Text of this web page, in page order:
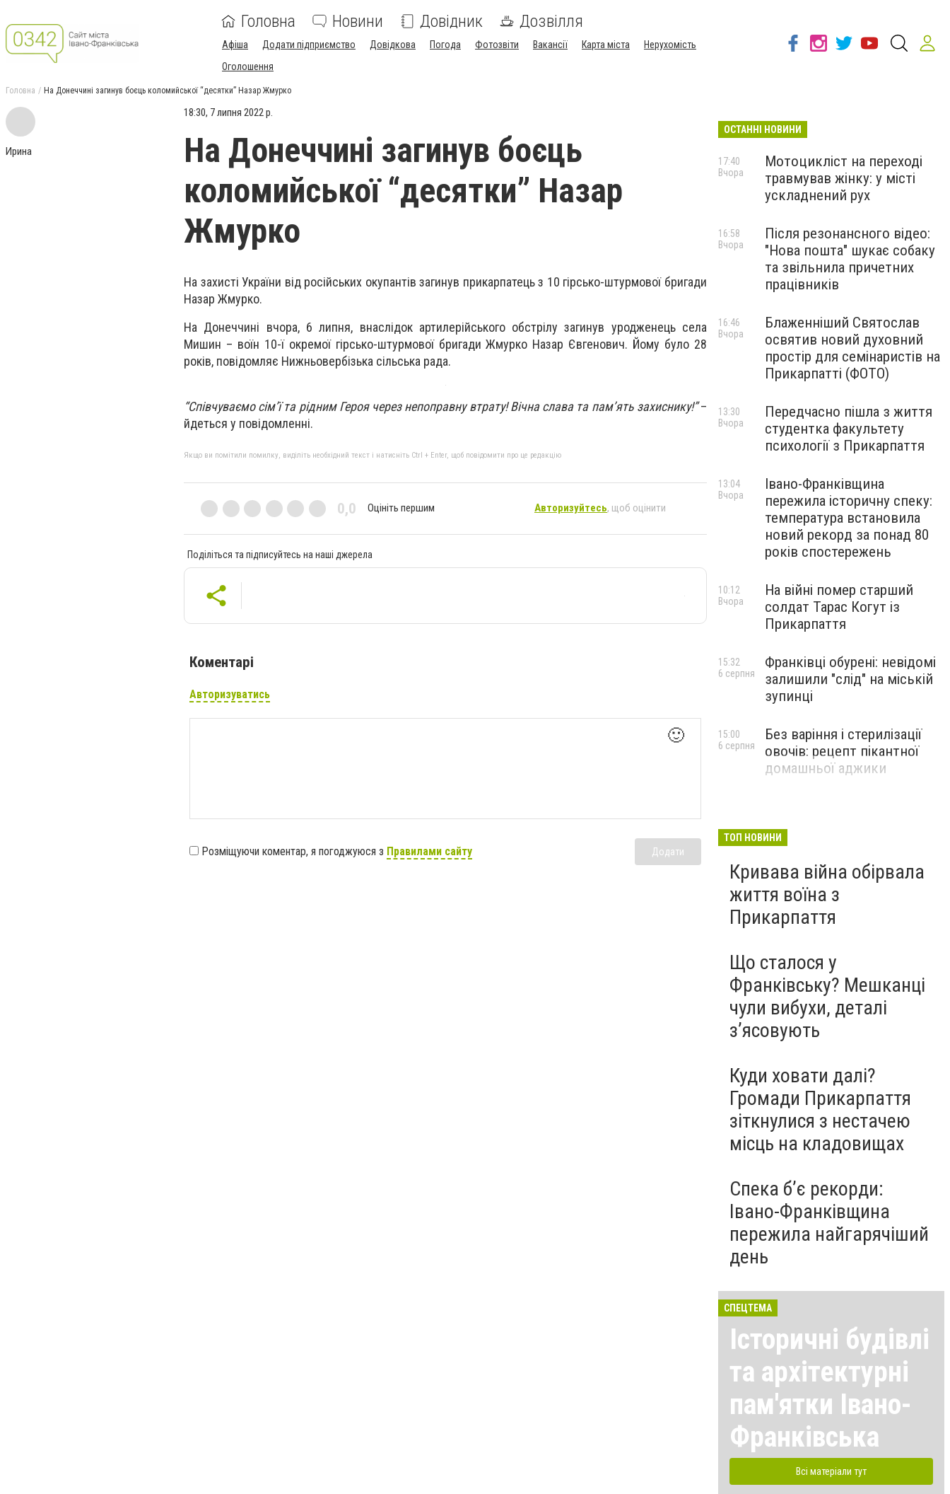
Головна Новини Довідник Дозвілля
Афіша Додати підприємство Довідкова Погода Фотозвіти Вакансії Карта міста
Нерухомість
Оголошення
Головна На Донеччині загинув боєць коломийської “десятки” Назар Жмурко
Ирина
18:30, 7 липня 2022 р.
На Донеччині загинув боєць
коломийської “десятки” Назар
Жмурко
На захисті України від російських окупантів загинув прикарпатець з 10 гірсько-штурмової бригади
Назар Жмурко.
На Донеччині вчора, 6 липня, внаслідок артилерійського обстрілу загинув уродженець села
Мишин – воїн 10-ї окремої гірсько-штурмової бригади Жмурко Назар Євгенович. Йому було 28
років, повідомляє Нижньовербізька сільська рада.
“Співчуваємо сім’ї та рідним Героя через непоправну втрату! Вічна слава та пам’ять захиснику!”–
йдеться у повідомленні.
Якщо ви помітили помилку, виділіть необхідний текст і натисніть Ctrl + Enter, щоб повідомити про це редакцію
0,0 Оцініть першим Авторизуйтесь, щоб оцінити
Поділіться та підписуйтесь на наші джерела
Коментарі
Авторизуватись
🙂
Розміщуючи коментар, я погоджуюся з Правилами сайту Додати
ОСТАННІ НОВИНИ
Мотоцикліст на переході
травмував жінку: у місті
ускладнений рух
17:40
Вчора
Після резонансного відео:
"Нова пошта" шукає собаку
та звільнила причетних
працівників
16:58
Вчора
Блаженніший Святослав
освятив новий духовний
простір для семінаристів на
Прикарпатті (ФОТО)
16:46
Вчора
Передчасно пішла з життя
студентка факультету
психології з Прикарпаття
13:30
Вчора
Івано-Франківщина
пережила історичну спеку:
температура встановила
новий рекорд за понад 80
років спостережень
13:04
Вчора
На війні помер старший
солдат Тарас Когут із
Прикарпаття
10:12
Вчора
Франківці обурені: невідомі
залишили "слід" на міській
зупинці
15:32
6 серпня
Без варіння і стерилізації
овочів: рецепт пікантної
домашньої аджики
15:00
6 серпня
ТОП НОВИНИ
Кривава війна обірвала
життя воїна з
Прикарпаття
Що сталося у
Франківську? Мешканці
чули вибухи, деталі
з’ясовують
Куди ховати далі?
Громади Прикарпаття
зіткнулися з нестачею
місць на кладовищах
Спека б’є рекорди:
Івано-Франківщина
пережила найгарячіший
день
СПЕЦТЕМА
Історичні будівлі
та архітектурні
пам'ятки Івано-
Франківська
Всі матеріали тут